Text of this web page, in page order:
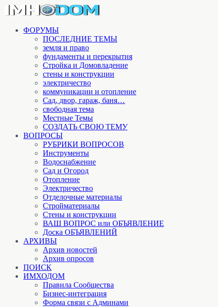
ФОРУМЫ
ПОСЛЕДНИЕ ТЕМЫ
земля и право
фундаменты и перекрытия
Стройка и Домовладение
стены и конструкции
электричество
коммуникации и отопление
Cад, двор, гараж, баня…
свободная тема
Местные Темы
СОЗДАТЬ СВОЮ ТЕМУ
ВОПРОСЫ
РУБРИКИ ВОПРОСОВ
Инструменты
Водоснабжение
Сад и Огород
Отопление
Электричество
Отделочные материалы
Стройматериалы
Стены и конструкции
ВАШ ВОПРОС или ОБЪЯВЛЕНИЕ
Доска ОБЪЯВЛЕНИЙ
АРХИВЫ
Архив новостей
Архив опросов
ПОИСК
ИМХОДОМ
Правила Сообщества
Бизнес-интеграция
Форма связи с Админами